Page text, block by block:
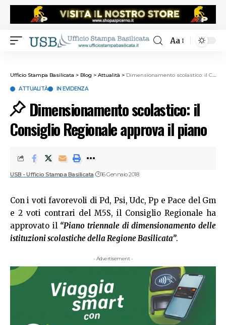
Aa
Ufficio Stampa Basilicata > Blog > Attualità > Dimensionamento scolastico: il Consiglio Regionale approva il piano
ATTUALITÀ IN EVIDENZA
Dimensionamento scolastico: il
Consiglio Regionale approva il piano
USB - Ufficio Stampa Basilicata 16 Gennaio 2018
Con i voti favorevoli di Pd, Psi, Udc, Pp e Pace del Gm
e 2 voti contrari del M5S, il Consiglio Regionale ha
approvato il “Piano triennale di dimensionamento delle
istituzioni scolastiche della Regione Basilicata”.
- Advertisement -